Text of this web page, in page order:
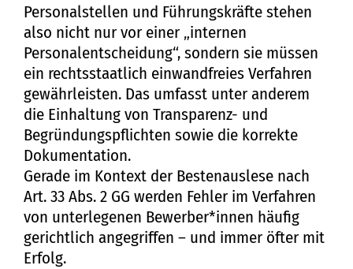
Personalstellen und Führungskräfte stehen
also nicht nur vor einer „internen
Personalentscheidung“, sondern sie müssen
ein rechtsstaatlich einwandfreies Verfahren
gewährleisten. Das umfasst unter anderem
die Einhaltung von Transparenz- und
Begründungspflichten sowie die korrekte
Dokumentation.
Gerade im Kontext der Bestenauslese nach
Art. 33 Abs. 2 GG werden Fehler im Verfahren
von unterlegenen Bewerber*innen häufig
gerichtlich angegriffen – und immer öfter mit
Erfolg.